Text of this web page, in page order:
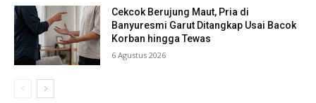
Cekcok Berujung Maut, Pria di
Banyuresmi Garut Ditangkap Usai Bacok
Korban hingga Tewas
6 Agustus 2026